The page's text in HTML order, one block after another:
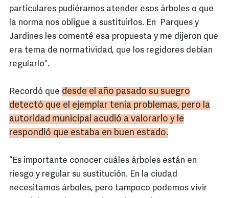
particulares pudiéramos atender esos árboles o que
la norma nos obligue a sustituirlos. En Parques y
Jardines les comenté esa propuesta y me dijeron que
era tema de normatividad, que los regidores debían
regularlo”.
Recordó que desde el año pasado su suegro
detectó que el ejemplar tenía problemas, pero la
autoridad municipal acudió a valorarlo y le
respondió que estaba en buen estado.
“Es importante conocer cuáles árboles están en
riesgo y regular su sustitución. En la ciudad
necesitamos árboles, pero tampoco podemos vivir